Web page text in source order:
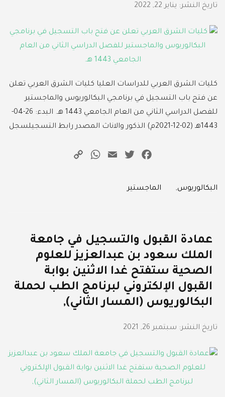
تاريخ النشر: يناير 22, 2022
كليات الشرق العربي للدراسات العليا كليات الشرق العربي تعلن
عن فتح باب التسجيل في برنامجي البكالوريوس والماجستير
للفصل الدراسي الثاني من العام الجامعي 1443 هـ. البدء: 26-04-
1443هـ (02-12-2021م) الذكور والاناث المصدر رابط التسجيلسجل
Facebook
Twitter
Email
WhatsApp
Categories
البكالوريوس, الماجستير
عمادة القبول والتسجيل في جامعة
الملك سعود بن عبدالعزيز للعلوم
الصحية ستفتح غدا الاثنين بوابة
القبول الإلكتروني لبرنامج الطب لحملة
البكالوريوس (المسار الثاني),
تاريخ النشر: سبتمبر 26, 2021